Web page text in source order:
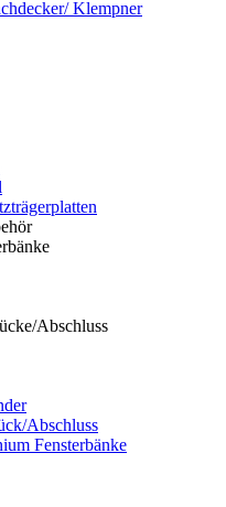
Klempner
Abschluss
Abschluss
Fensterbänke